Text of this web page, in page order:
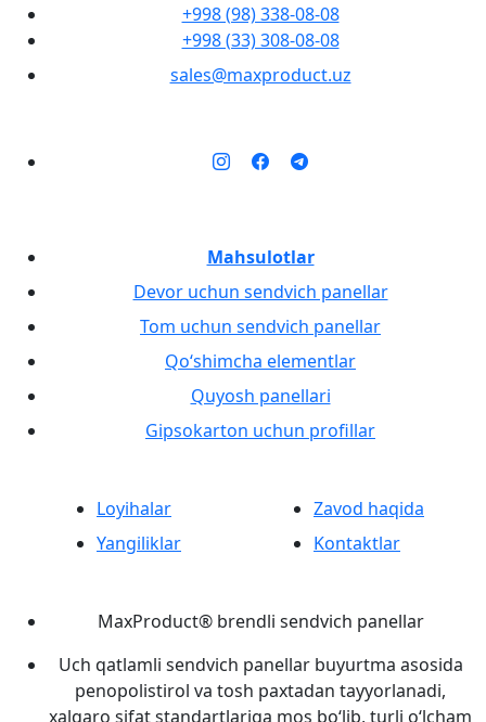
+998 (98) 338-08-08
+998 (33) 308-08-08
sales@maxproduct.uz
Mahsulotlar
Devor uchun sendvich panellar
Tom uchun sendvich panellar
Qo‘shimcha elementlar
Quyosh panellari
Gipsokarton uchun profillar
Loyihalar
Yangiliklar
Zavod haqida
Kontaktlar
MaxProduct® brendli sendvich panellar
Uch qatlamli sendvich panellar buyurtma asosida
penopolistirol va tosh paxtadan tayyorlanadi,
xalqaro sifat standartlariga mos bo‘lib, turli o‘lcham